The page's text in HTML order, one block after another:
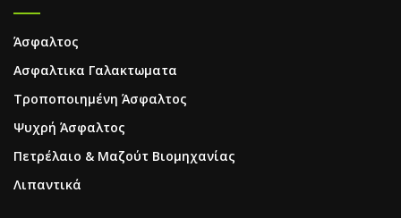
Άσφαλτος
Ασφαλτικα Γαλακτωματα
Τροποποιημένη Άσφαλτος
Ψυχρή Άσφαλτος
Πετρέλαιο & Μαζούτ Βιομηχανίας
Λιπαντικά